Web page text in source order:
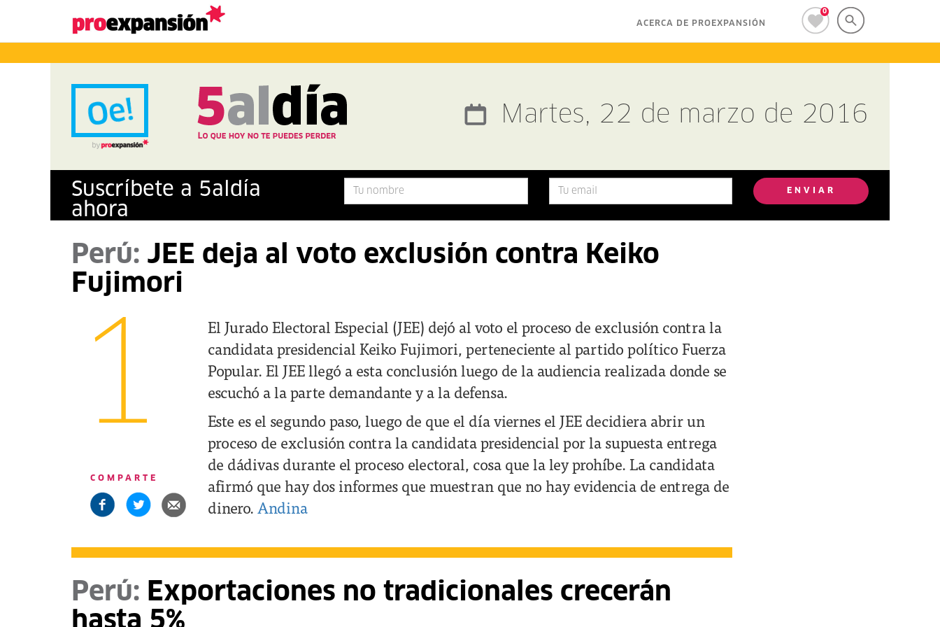
0
ACERCA DE PROEXPANSIÓN
Martes, 22 de marzo de 2016
Suscríbete a 5al día
ahora
ENVIAR
Perú: JEE deja al voto exclusión contra Keiko
Fujimori
1
El Jurado Electoral Especial (JEE) dejó al voto el proceso de exclusión contra la
candidata presidencial Keiko Fujimori, perteneciente al partido político Fuerza
Popular. El JEE llegó a esta conclusión luego de la audiencia realizada donde se
escuchó a la parte demandante y a la defensa.
Este es el segundo paso, luego de que el día viernes el JEE decidiera abrir un
proceso de exclusión contra la candidata presidencial por la supuesta entrega
de dádivas durante el proceso electoral, cosa que la ley prohíbe. La candidata
afirmó que hay dos informes que muestran que no hay evidencia de entrega de
dinero. Andina
COMPARTE
Perú: Exportaciones no tradicionales crecerán
hasta 5%